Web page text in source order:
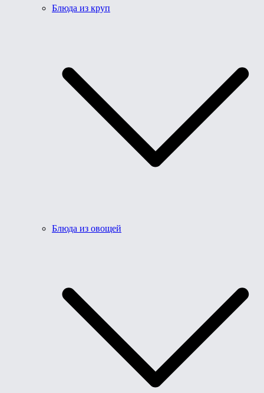
Блюда из круп
Блюда из овощей